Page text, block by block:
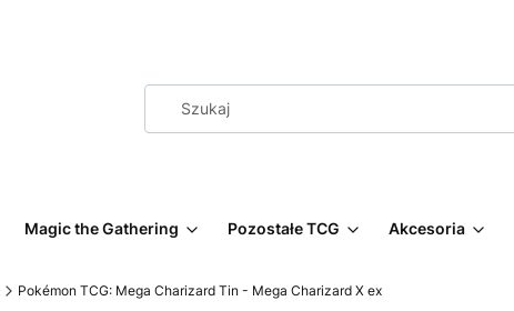
Magic the Gathering Pozostałe TCG Akcesoria
Pokémon TCG: Mega Charizard Tin - Mega Charizard X ex